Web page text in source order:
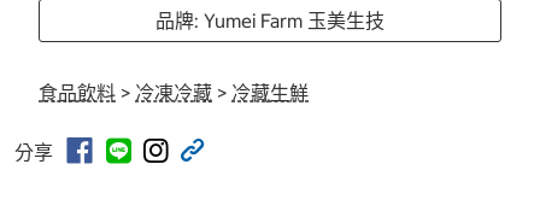
品牌: Yumei Farm 玉美生技
食品飲料 > 冷凍冷藏 > 冷藏生鮮
分享